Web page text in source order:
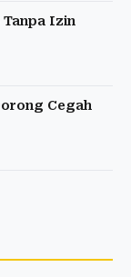
Tanpa Izin
Cegah